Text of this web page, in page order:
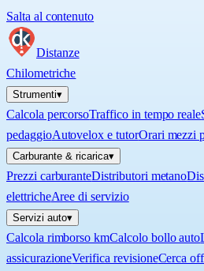
Salta al contenuto
Distanze
Chilometriche
Strumenti▾
Calcola percorsoTraffico in tempo reale
pedaggioAutovelox e tutorOrari mezzi
Carburante & ricarica▾
Prezzi carburanteDistributori metano
elettricheAree di servizio
Servizi auto▾
Calcola rimborso kmCalcolo bollo auto
assicurazioneVerifica revisioneCerca